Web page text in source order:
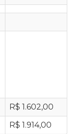
R$ 1.602,00
R$ 1.914,00